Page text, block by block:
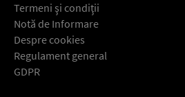
Termeni şi condiţii
Notă de Informare
Despre cookies
Regulament general
GDPR